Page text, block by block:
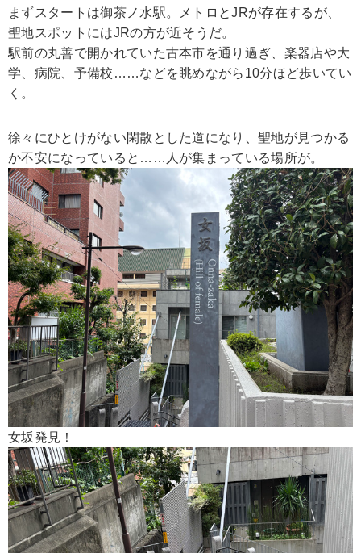
まずスタートは御茶ノ水駅。メトロとJRが存在するが、
聖地スポットにはJRの方が近そうだ。
駅前の丸善で開かれていた古本市を通り過ぎ、楽器店や大
学、病院、予備校……などを眺めながら10分ほど歩いてい
く。
徐々にひとけがない閑散とした道になり、聖地が見つかる
か不安になっていると……人が集まっている場所が。
女坂発見！